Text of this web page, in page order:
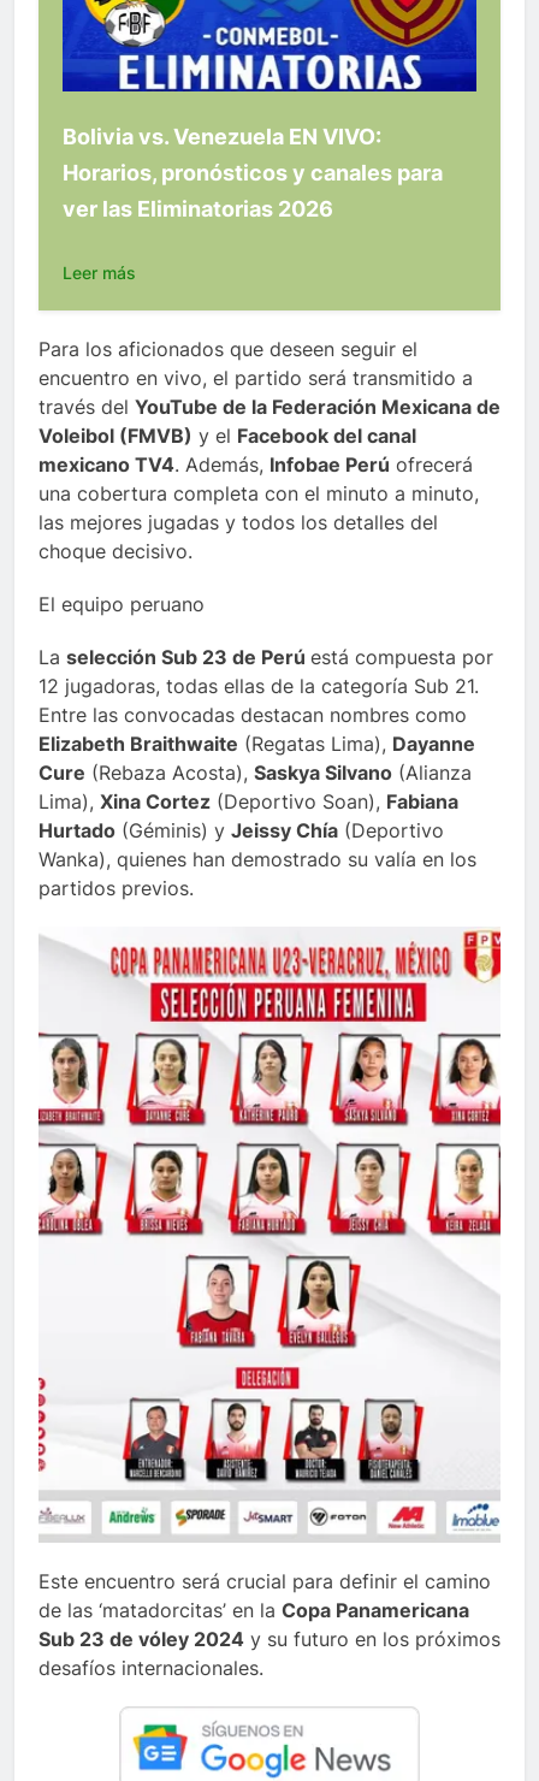
Bolivia vs. Venezuela EN VIVO:
Horarios, pronósticos y canales para
ver las Eliminatorias 2026
Leer más
Para los aficionados que deseen seguir el
encuentro en vivo, el partido será transmitido a
través del YouTube de la Federación Mexicana de
Voleibol (FMVB) y el Facebook del canal
mexicano TV4. Además, Infobae Perú ofrecerá
una cobertura completa con el minuto a minuto,
las mejores jugadas y todos los detalles del
choque decisivo.
El equipo peruano
La selección Sub 23 de Perú está compuesta por
12 jugadoras, todas ellas de la categoría Sub 21.
Entre las convocadas destacan nombres como
Elizabeth Braithwaite (Regatas Lima), Dayanne
Cure (Rebaza Acosta), Saskya Silvano (Alianza
Lima), Xina Cortez (Deportivo Soan), Fabiana
Hurtado (Géminis) y Jeissy Chía (Deportivo
Wanka), quienes han demostrado su valía en los
partidos previos.
Este encuentro será crucial para definir el camino
de las ‘matadorcitas’ en la Copa Panamericana
Sub 23 de vóley 2024 y su futuro en los próximos
desafíos internacionales.